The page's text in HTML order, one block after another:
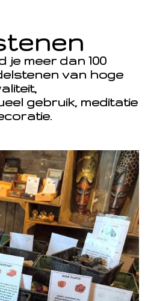
je meer dan 100
van hoge
gebruik, meditatie